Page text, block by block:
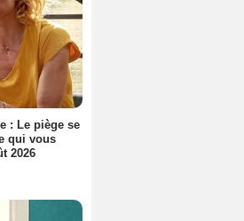
: Le piège se
qui vous
2026